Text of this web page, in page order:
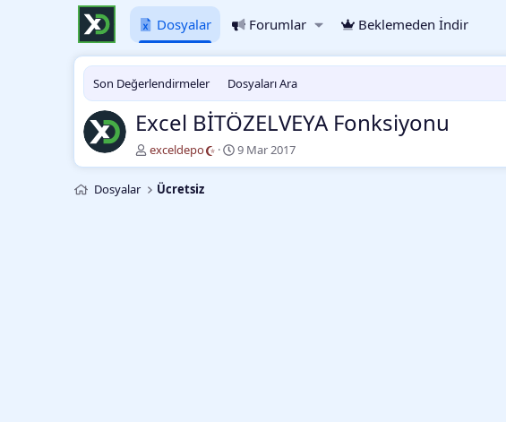
Dosyalar Forumlar Beklemeden İndir
Son Değerlendirmeler Dosyaları Ara
Excel BİTÖZELVEYA Fonksiyonu
Y
a
a
exceldepo
O
l
9 Mar 2017
Dosyalar Ücretsiz